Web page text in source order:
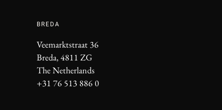
BREDA
Veemarktstraat 36
Breda, 4811 ZG
The Netherlands
+31 76 513 886 0